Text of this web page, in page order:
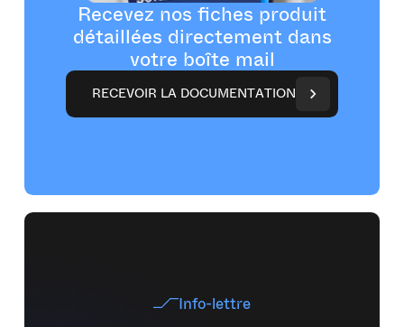
Recevez nos fiches produit
détaillées directement dans
votre boîte mail
RECEVOIR LA DOCUMENTATION
Info-lettre